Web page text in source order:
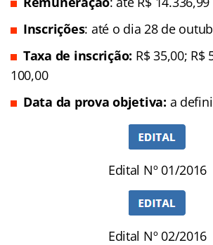
Inscrições: até o dia 28 de
Taxa de inscrição: R$ 35,00; R$
100,00
Data da prova objetiva: a
Edital Nº 01/2016
Edital Nº 02/2016